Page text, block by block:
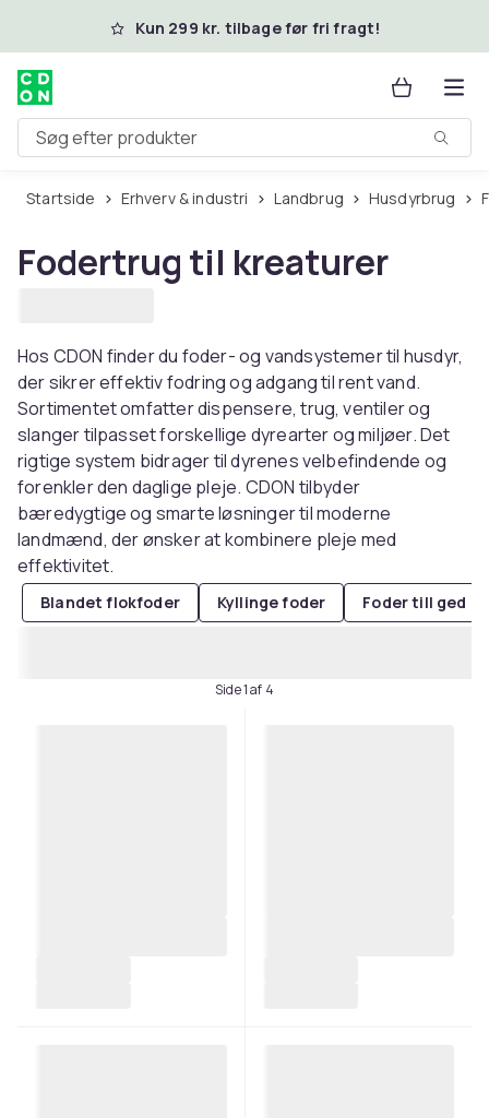
Spring til hovedindhold
Kun 299 kr. tilbage før fri fragt!
Søg efter produkter
Startside Erhverv & industri Landbrug Husdyrbrug
Fodertrug til kreaturer
Hos CDON finder du foder- og vandsystemer til husdyr,
der sikrer effektiv fodring og adgang til rent vand.
Sortimentet omfatter dispensere, trug, ventiler og
slanger tilpasset forskellige dyrearter og miljøer. Det
rigtige system bidrager til dyrenes velbefindende og
forenkler den daglige pleje. CDON tilbyder
bæredygtige og smarte løsninger til moderne
landmænd, der ønsker at kombinere pleje med
effektivitet.
Blandet flokfoder Kyllinge foder Foder till ged &
Side 1 af 4